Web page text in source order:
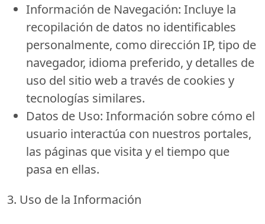
Información de Navegación: Incluye la
recopilación de datos no identificables
personalmente, como dirección IP, tipo de
navegador, idioma preferido, y detalles de
uso del sitio web a través de cookies y
tecnologías similares.
Datos de Uso: Información sobre cómo el
usuario interactúa con nuestros portales,
las páginas que visita y el tiempo que
pasa en ellas.
3. Uso de la Información